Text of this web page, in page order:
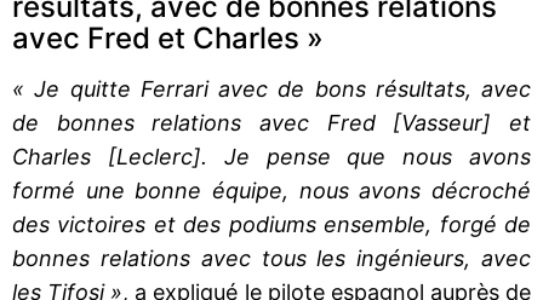
avec Fred et Charles »
« Je quitte Ferrari avec de bons résultats, avec
de bonnes relations avec Fred [Vasseur] et
Charles [Leclerc]. Je pense que nous avons
formé une bonne équipe, nous avons décroché
des victoires et des podiums ensemble, forgé de
bonnes relations avec tous les ingénieurs, avec
les Tifosi », a expliqué le pilote espagnol auprès de